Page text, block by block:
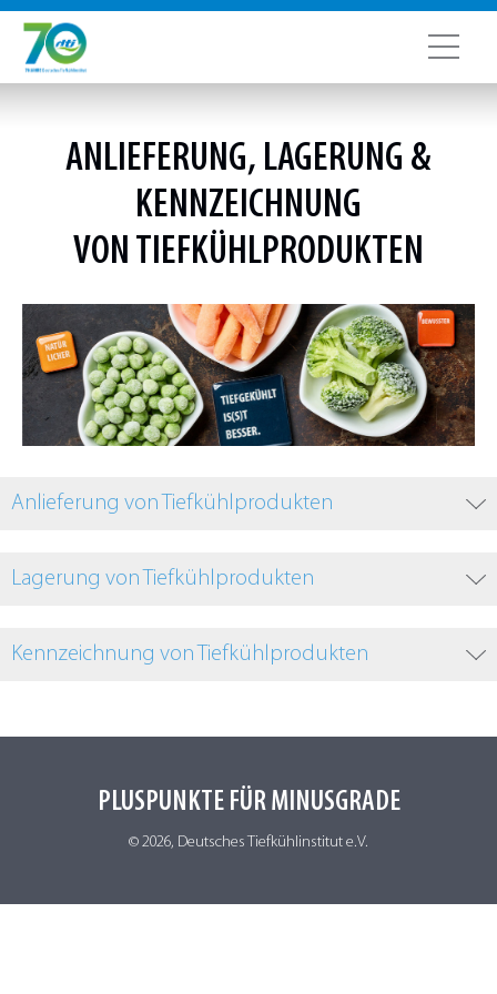
ANLIEFERUNG, LAGERUNG &
KENNZEICHNUNG
VON TIEFKÜHLPRODUKTEN
Anlieferung von Tiefkühlprodukten
Lagerung von Tiefkühlprodukten
Kennzeichnung von Tiefkühlprodukten
PLUSPUNKTE FÜR MINUSGRADE
© 2026, Deutsches Tiefkühlinstitut e.V.